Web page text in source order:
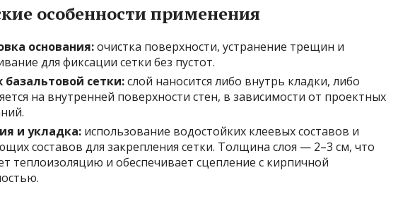
особенности применения
основания:очистка поверхности, устранение трещин и
для фиксации сетки без пустот.
сетки:слой наносится либо внутрь кладки, либо
на внутренней поверхности стен, в зависимости от проектных
и укладка: использование водостойких клеевых составов и
составов для закрепления сетки. Толщина слоя — 2–3 см, что
теплоизоляцию и обеспечивает сцепление с кирпичной